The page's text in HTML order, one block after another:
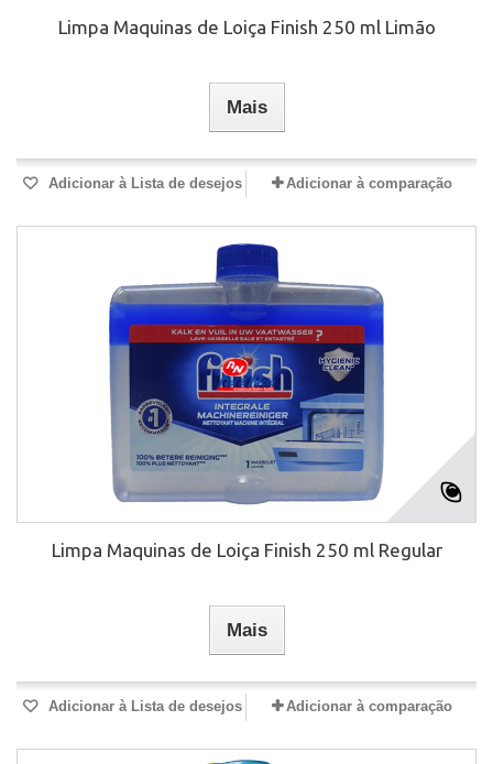
Limpa Maquinas de Loiça Finish 250 ml Limão
Mais
Adicionar à Lista de desejos Adicionar à comparação
Limpa Maquinas de Loiça Finish 250 ml Regular
Mais
Adicionar à Lista de desejos Adicionar à comparação